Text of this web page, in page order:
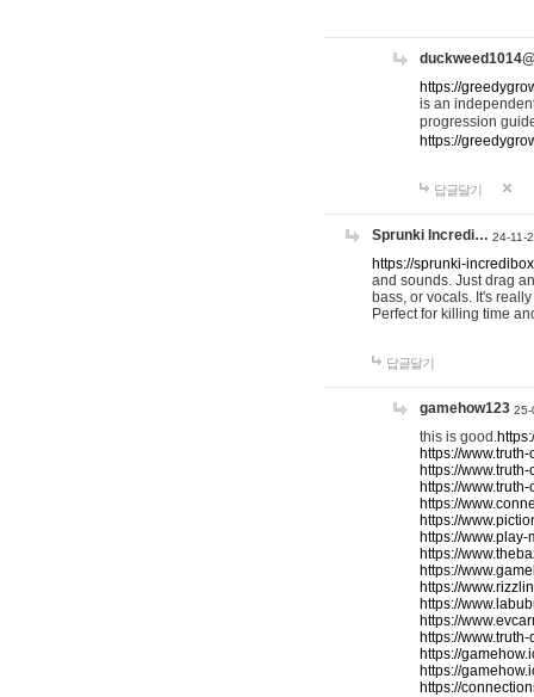
https://
is an
progression
https://
답글달기
Sprunki Incredi… 24-11-
https://sprunki-
and sounds. Just drag
bass, or vocals. It's
Perfect for killing time
답글달기
gamehow123 25-
this is good.
https://
https://
https://
https://
https://
https://
https://
https://
https://
https://
https://
https://
https://
https://
https://